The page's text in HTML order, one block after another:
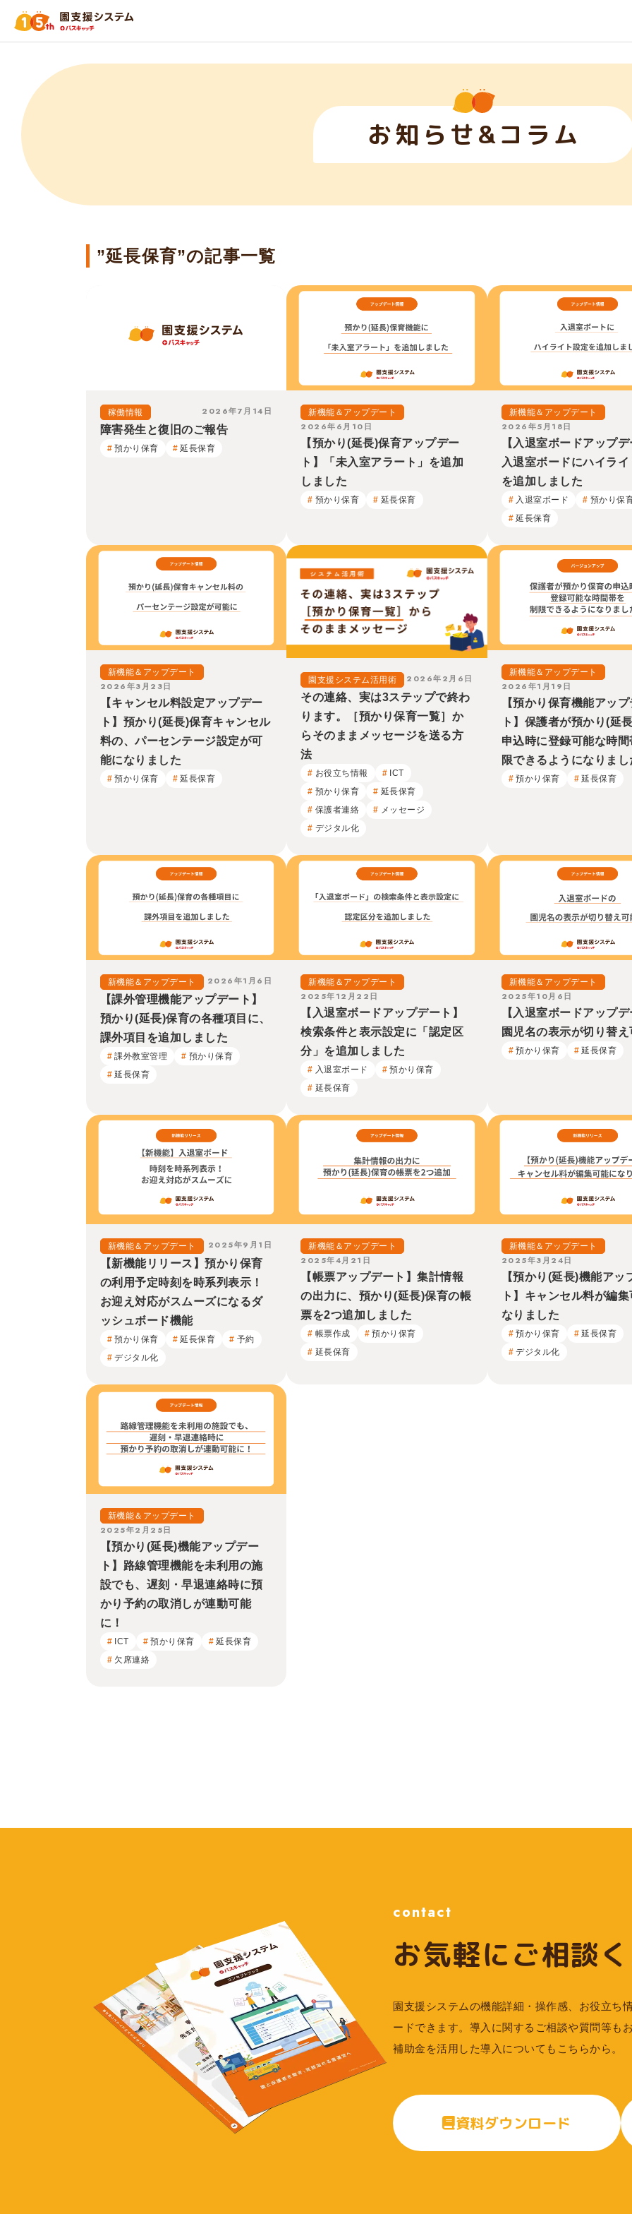
お知らせ&コラム
”延長保育”の記事一覧
稼働情報 2026年7月14日
障害発生と復旧のご報告
預かり保育 延長保育
新機能＆アップデート
2026年6月10日
【預かり(延長)保育アップデー
ト】「未入室アラート」を追加
しました
預かり保育 延長保育
新機能＆アップデート
2026年5月18日
【入退室ボードアップデ
入退室ボードにハイライ
を追加しました
入退室ボード
預かり保
延長保育
新機能＆アップデート
2026年3月23日
【キャンセル料設定アップデー
ト】預かり(延長)保育キャンセル
料の、パーセンテージ設定が可
能になりました
預かり保育 延長保育
園支援システム活用術 2026年2月6日
その連絡、実は3ステップで終わ
ります。［預かり保育一覧］か
らそのままメッセージを送る方
法
お役立ち情報
ICT
預かり保育
延長保育
保護者連絡
メッセージ
デジタル化
新機能＆アップデート
2026年1月19日
【預かり保育機能アッ
ト】保護者が預かり(延
申込時に登録可能な時間
限できるようになりまし
預かり保育 延長保育
新機能＆アップデート 2026年1月6日
【課外管理機能アップデート】
預かり(延長)保育の各種項目に、
課外項目を追加しました
課外教室管理
預かり保育
延長保育
新機能＆アップデート
2025年12月22日
【入退室ボードアップデート】
検索条件と表示設定に「認定区
分」を追加しました
入退室ボード
預かり保育
延長保育
新機能＆アップデート
2025年10月6日
【入退室ボードアップデ
園児名の表示が切り替え
預かり保育 延長保育
新機能＆アップデート 2025年9月1日
【新機能リリース】預かり保育
の利用予定時刻を時系列表示！
お迎え対応がスムーズになるダ
ッシュボード機能
預かり保育 延長保育
予約
デジタル化
新機能＆アップデート
2025年4月21日
【帳票アップデート】集計情報
の出力に、預かり(延長)保育の帳
票を2つ追加しました
帳票作成
預かり保育
延長保育
新機能＆アップデート
2025年3月24日
【預かり(延長)機能アッ
ト】キャンセル料が編
なりました
預かり保育
延長保育
デジタル化
新機能＆アップデート
2025年2月25日
【預かり(延長)機能アップデー
ト】路線管理機能を未利用の施
設でも、遅刻・早退連絡時に預
かり予約の取消しが連動可能
に！
ICT 預かり保育
延長保育
欠席連絡
contact
お気軽にご相談
園支援システムの機能詳細・操作感、お役立ち
ードできます。導入に関するご相談や質問等も
補助金を活用した導入についてもこちらから。
資料ダウンロード